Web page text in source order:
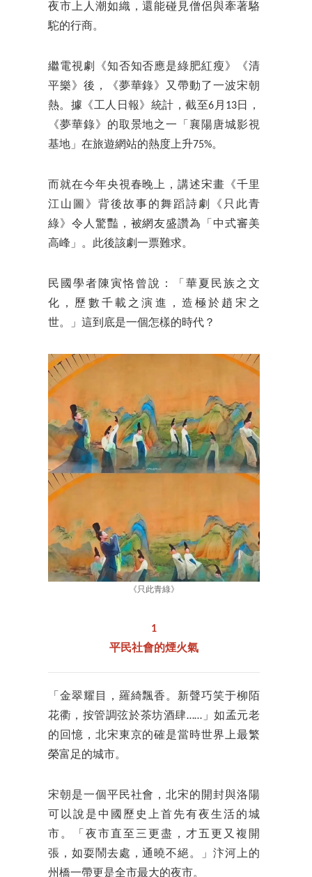
夜市上人潮如織，還能碰見僧侶與牽著駱
駝的行商。
繼電視劇《知否知否應是綠肥紅瘦》《清
平樂》後，《夢華錄》又帶動了一波宋朝
熱。據《工人日報》統計，截至6月13日，
《夢華錄》的取景地之一「襄陽唐城影視
基地」在旅遊網站的熱度上升75%。
而就在今年央視春晚上，講述宋畫《千里
江山圖》背後故事的舞蹈詩劇《只此青
綠》令人驚豔，被網友盛讚為「中式審美
高峰」。此後該劇一票難求。
民國學者陳寅恪曾說：「華夏民族之文
化，歷數千載之演進，造極於趙宋之
世。」這到底是一個怎樣的時代？
《只此青綠》
1
平民社會的煙火氣
「金翠耀目，羅綺飄香。新聲巧笑于柳陌
花衢，按管調弦於茶坊酒肆……」如孟元老
的回憶，北宋東京的確是當時世界上最繁
榮富足的城市。
宋朝是一個平民社會，北宋的開封與洛陽
可以說是中國歷史上首先有夜生活的城
市。「夜市直至三更盡，才五更又複開
張，如耍鬧去處，通曉不絕。」汴河上的
州橋一帶更是全市最大的夜市。